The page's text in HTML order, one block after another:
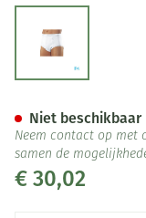
€ 30,02
Niet beschikbaar
Neem contact op met
samen de